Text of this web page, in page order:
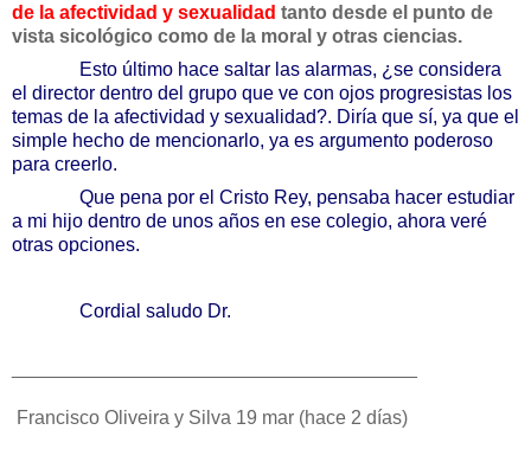
de la afectividad y sexualidad tanto desde el punto de
vista sicológico como de la moral y otras ciencias.
Esto último hace saltar las alarmas, ¿se considera
el director dentro del grupo que ve con ojos progresistas los
temas de la afectividad y sexualidad?. Diría que sí, ya que el
simple hecho de mencionarlo, ya es argumento poderoso
para creerlo.
Que pena por el Cristo Rey, pensaba hacer estudiar
a mi hijo dentro de unos años en ese colegio, ahora veré
otras opciones.
Cordial saludo Dr.
Francisco Oliveira y Silva 19 mar (hace 2 días)